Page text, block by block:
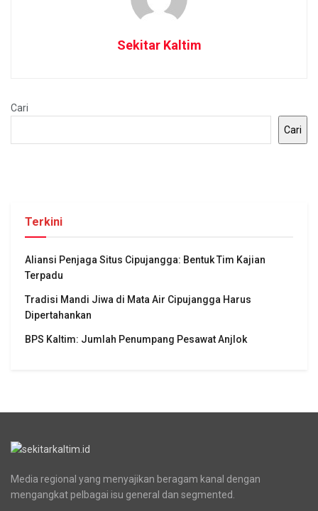
Sekitar Kaltim
Cari
Cari
Terkini
Aliansi Penjaga Situs Cipujangga: Bentuk Tim Kajian
Terpadu
Tradisi Mandi Jiwa di Mata Air Cipujangga Harus
Dipertahankan
BPS Kaltim: Jumlah Penumpang Pesawat Anjlok
Media regional yang menyajikan beragam kanal dengan
mengangkat pelbagai isu general dan segmented.